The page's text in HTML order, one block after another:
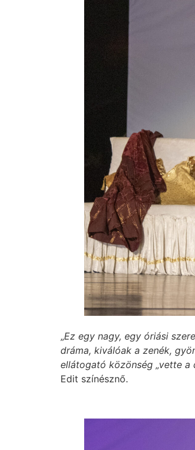
„Ez egy nagy, egy óriási
dráma, kiválóak a zenék,
ellátogató közönség „vette a
Edit színésznő.